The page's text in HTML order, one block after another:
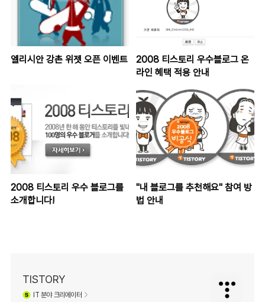
엘리시안 강촌 위젯 오픈 이벤트
2008 티스토리 우수블로그 온
라인 혜택 적용 안내
2008 티스토리 우수 블로그를
소개합니다!
"내 블로그를 추천해요" 참여 방
법 안내
TISTORY
IT 분야 크리에이터